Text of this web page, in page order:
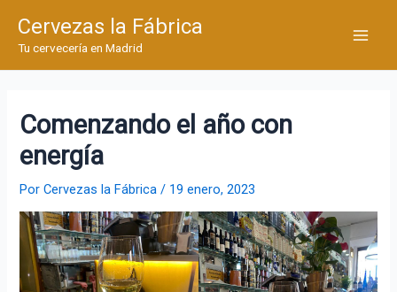
contenido
Cervezas la Fábrica
Tu cervecería en Madrid
Comenzando el año con
energía
PorCervezas la Fábrica/ 19 enero, 2023